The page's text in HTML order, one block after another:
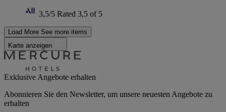
3,5/5 Rated 3,5 of 5
Load More See more items
Karte anzeigen
Exklusive Angebote erhalten
Abonnieren Sie den Newsletter, um unsere neuesten Angebote zu
erhalten